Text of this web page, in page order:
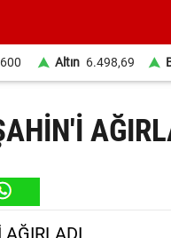
Altın 6.498,69